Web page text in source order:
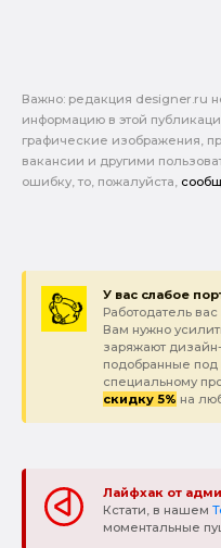
Важно: pедакция designer.ru
информацию в этой
графические изображения,
вакансии и другими
ошибку, то, пожалуйста,
У вас слабое
Работодатель
Вам нужно
заряжают
подобранные под
специальному
скидку 5% на
Лайфхак от
Кстати, в нашем
моментальные